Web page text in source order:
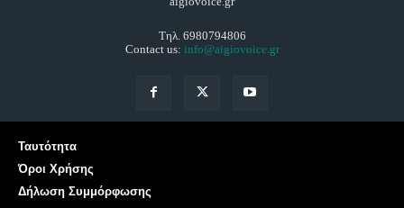
Τηλ. 6980794806
Contact us: info@aigiovoice.gr
Ταυτότητα
Όροι Χρήσης
Δήλωση Συμμόρφωσης